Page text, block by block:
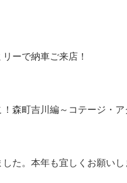
ーで納車ご来店！
森町吉川編～コテージ・
た。本年も宜しくお願いし